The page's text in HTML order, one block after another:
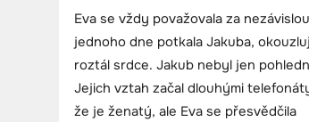
Eva se vždy považovala za
jednoho dne potkala Jakuba,
roztál srdce. Jakub nebyl jen
Jejich vztah začal dlouhými
že je ženatý, ale Eva se přesvědčila